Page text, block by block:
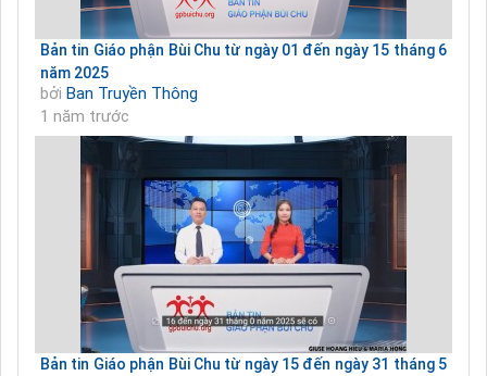
Bản tin Giáo phận Bùi Chu từ ngày 01 đến ngày 15 tháng 6
năm 2025
bởi Ban Truyền Thông
1 năm trước
Bản tin Giáo phận Bùi Chu từ ngày 15 đến ngày 31 tháng 5